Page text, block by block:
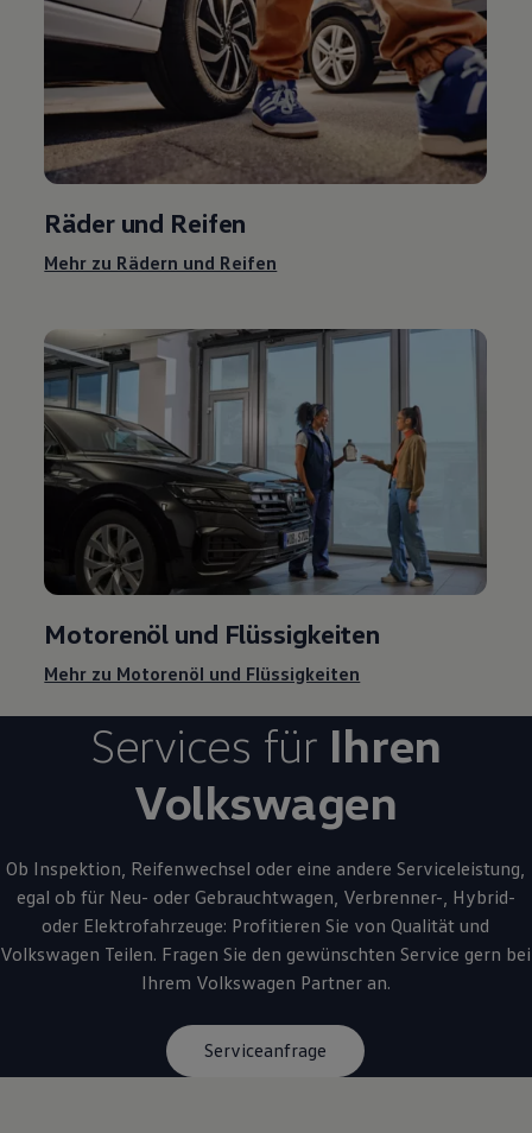
Räder und Reifen
Mehr zu Rädern und Reifen
Motorenöl und Flüssigkeiten
Mehr zu Motorenöl und Flüssigkeiten
Services für Ihren
Volkswagen
Ob Inspektion, Reifenwechsel oder eine andere Serviceleistung,
egal ob für Neu- oder Gebrauchtwagen , Verbrenner-, Hybrid-
oder Elektrofahrzeuge: Profitieren Sie von Qualität und
Volkswagen Teilen. Fragen Sie den gewünschten Service gern bei
Ihrem Volkswagen Partner an.
Serviceanfrage